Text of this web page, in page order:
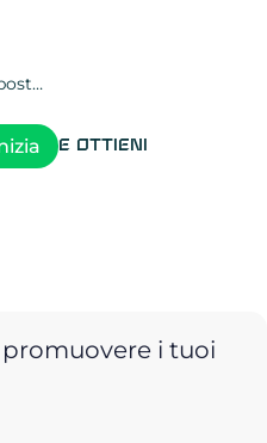
e ottieni
i tuoi